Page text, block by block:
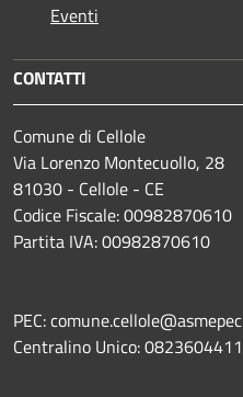
Eventi
CONTATTI
Comune di Cellole
Via Lorenzo Montecuollo, 28
81030 - Cellole - CE
Codice Fiscale: 00982870610
Partita IVA: 00982870610
PEC:
Centralino Unico: 0823604411